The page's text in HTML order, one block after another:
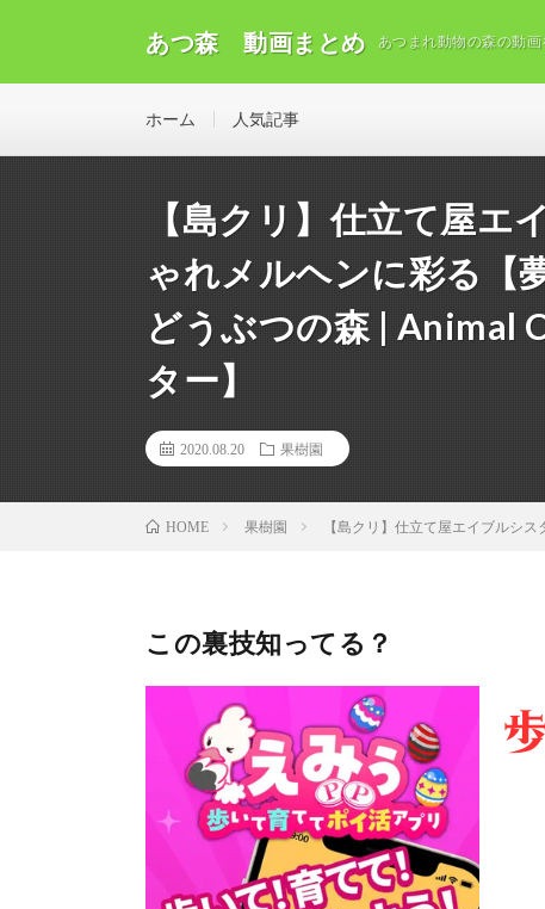
あつ森 動画まとめ あつまれ動物の森の動
ホーム 人気記事
【島クリ】仕立て屋エ
ゃれメルヘンに彩る【
どうぶつの森 | Animal
ター】
2020.08.20 果樹園
HOME 果樹園 【島クリ】仕立て屋エイブルシ
この裏技知ってる？